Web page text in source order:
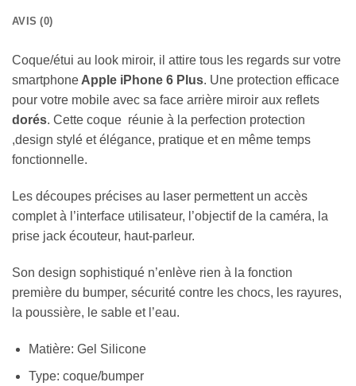
AVIS (0)
Coque/étui au look miroir, il attire tous les regards sur votre
smartphoneApple iPhone 6 Plus. Une protection efficace
pour votre mobile avec sa face arrière miroir aux reflets
dorés. Cette coque réunie à la perfection protection
,design stylé et élégance, pratique et en même temps
fonctionnelle.
Les découpes précises au laser permettent un accès
complet à l’interface utilisateur, l’objectif de la caméra, la
prise jack écouteur, haut-parleur.
Son design sophistiqué n’enlève rien à la fonction
première du bumper, sécurité contre les chocs, les rayures,
la poussière, le sable et l’eau.
Matière: Gel Silicone
Type: coque/bumper